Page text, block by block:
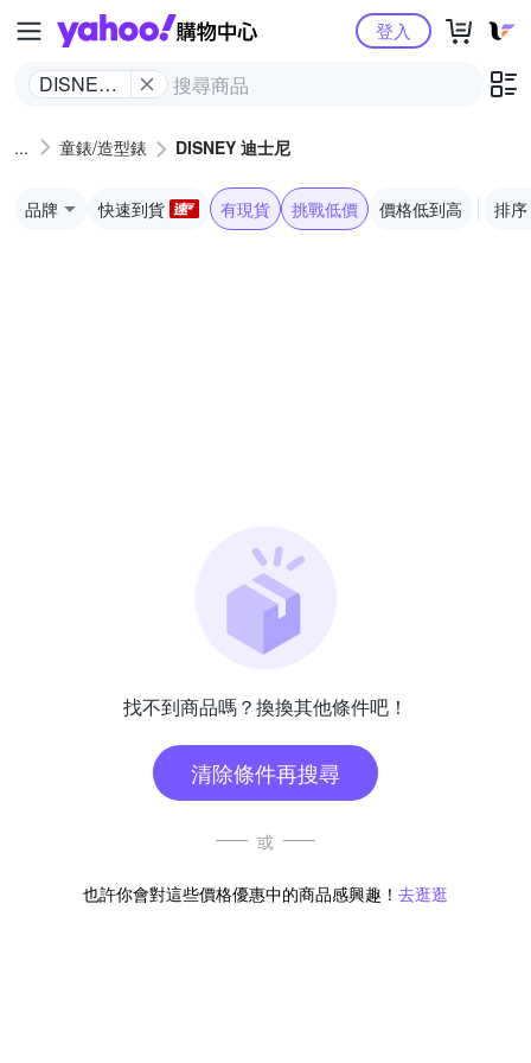
Yahoo購物中心
DISNEY
登入
童錶/造型錶 DISNEY 迪士尼
品牌 快速到貨 有現貨 挑戰低價 價格低到高 排序
找不到商品嗎？換換其他條件吧！
清除條件再搜尋
或
也許你會對這些價格優惠中的商品感興趣！ 去逛逛